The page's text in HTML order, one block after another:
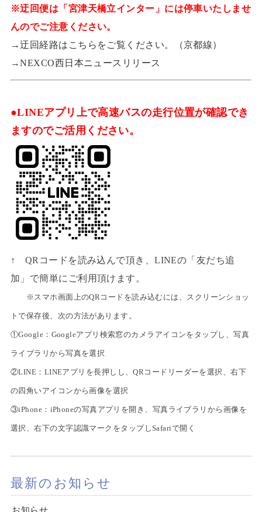
※迂回便は「宮津天橋立インター」には停車いたしませ
んのでご注意ください。
→迂回経路はこちらをご覧ください。（京都線）
→NEXCO西日本ニュースリリース
●LINEアプリ上で高速バスの走行位置が確認でき
ますのでご活用ください。
↑ QRコードを読み込んで頂き、LINEの「友だち追
加」で簡単にご利用頂けます。
※スマホ画面上のQRコードを読み込むには、スクリーンショッ
トで保存後、次の方法があります。
①Google：Googleアプリ検索窓のカメラアイコンをタップし、写真
ライブラリから写真を選択
②LINE：LINEアプリを長押しし、QRコードリーダーを選択、右下
の四角いアイコンから画像を選択
③iPhone：iPhoneの写真アプリを開き、写真ライブラリから画像を
選択、右下の文字認識マークをタップしSafariで開く
最新のお知らせ